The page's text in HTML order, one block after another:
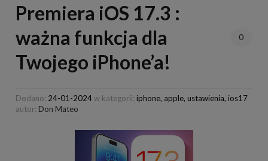
Premiera iOS 17.3 :
ważna funkcja dla
Twojego iPhone’a!
0
Dodano: 24-01-2024w kategorii: iphone, apple, ustawienia, ios17
autor: Don Mateo